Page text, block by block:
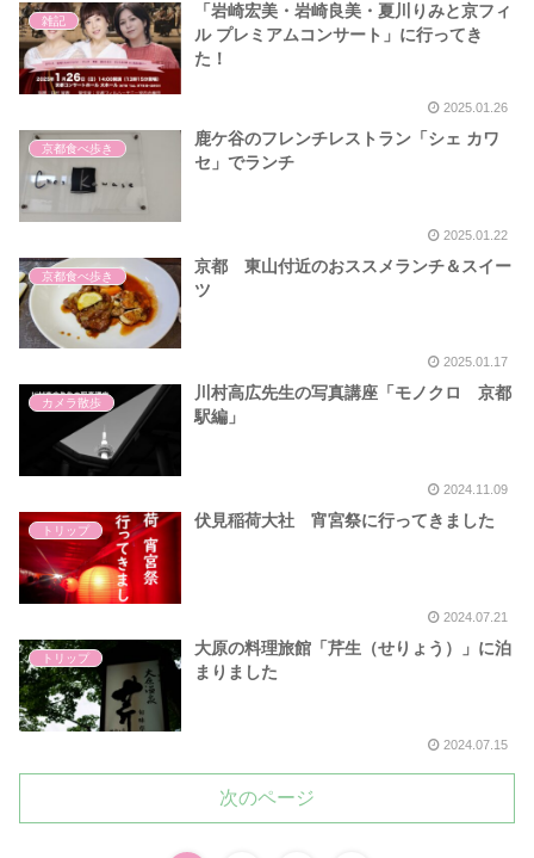
雑記
「岩崎宏美・岩崎良美・夏川りみと京フィ
ル プレミアムコンサート」に行ってき
た！
2025.01.26
京都食べ歩き
鹿ケ谷のフレンチレストラン「シェ カワ
セ」でランチ
2025.01.22
京都食べ歩き
京都 東山付近のおススメランチ＆スイー
ツ
2025.01.17
カメラ散歩
川村高広先生の写真講座「モノクロ 京都
駅編」
2024.11.09
トリップ
伏見稲荷大社 宵宮祭に行ってきました
2024.07.21
トリップ
大原の料理旅館「芹生（せりょう）」に泊
まりました
2024.07.15
次のページ